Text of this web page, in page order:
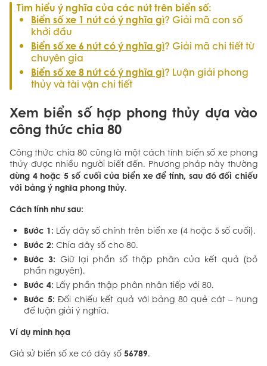
Tìm hiểu ý nghĩa của các nút trên biển số:
Biển số xe 1 nút có ý nghĩa gì? Giải mã con số
khởi đầu
Biển số xe 6 nút có ý nghĩa gì? Giải mã chi tiết từ
chuyên gia
Biển số xe 8 nút có ý nghĩa gì? Luận giải phong
thủy và tài vận chi tiết
Xem biển số hợp phong thủy dựa vào
công thức chia 80
Công thức chia 80 cũng là một cách tính biển số xe phong
thủy được nhiều người biết đến. Phương pháp này thường
dùng 4 hoặc 5 số cuối của biển xe để tính, sau đó đối chiếu
với bảng ý nghĩa phong thủy.
Cách tính như sau:
Bước 1: Lấy dãy số chính trên biển xe (4 hoặc 5 số cuối).
Bước 2: Chia dãy số cho 80.
Bước 3: Giữ lại phần số thập phân của kết quả (bỏ
phần nguyên).
Bước 4: Lấy phần thập phân nhân tiếp với 80.
Bước 5: Đối chiếu kết quả với bảng 80 quẻ cát – hung
để luận giải ý nghĩa.
Ví dụ minh họa
Giả sử biển số xe có dãy số 56789.